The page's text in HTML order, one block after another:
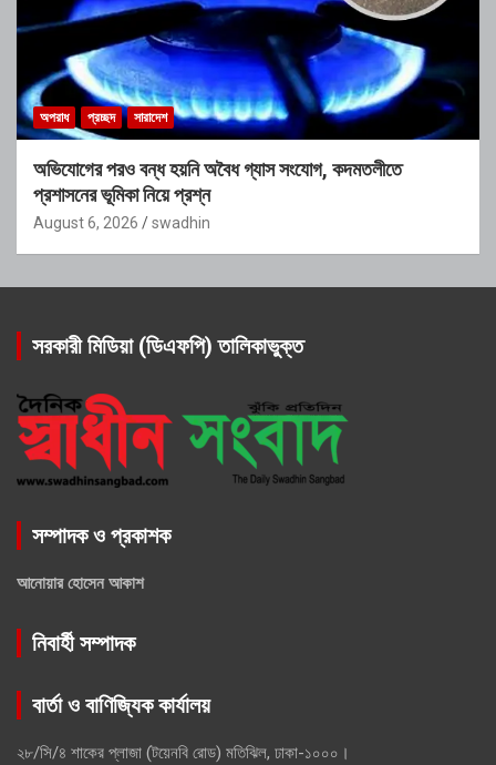
অপরাধ প্রচ্ছদ সারাদেশ
অভিযোগের পরও বন্ধ হয়নি অবৈধ গ্যাস সংযোগ, কদমতলীতে
প্রশাসনের ভূমিকা নিয়ে প্রশ্ন
August 6, 2026 swadhin
সরকারী মিডিয়া (ডিএফপি) তালিকাভুক্ত
সম্পাদক ও প্রকাশক
আনোয়ার হোসেন আকাশ
নিবার্হী সম্পাদক
বার্তা ও বাণিজ্যিক কার্যালয়
২৮/সি/৪ শাকের প্লাজা (টয়েনবি রোড) মতিঝিল, ঢাকা-১০০০।